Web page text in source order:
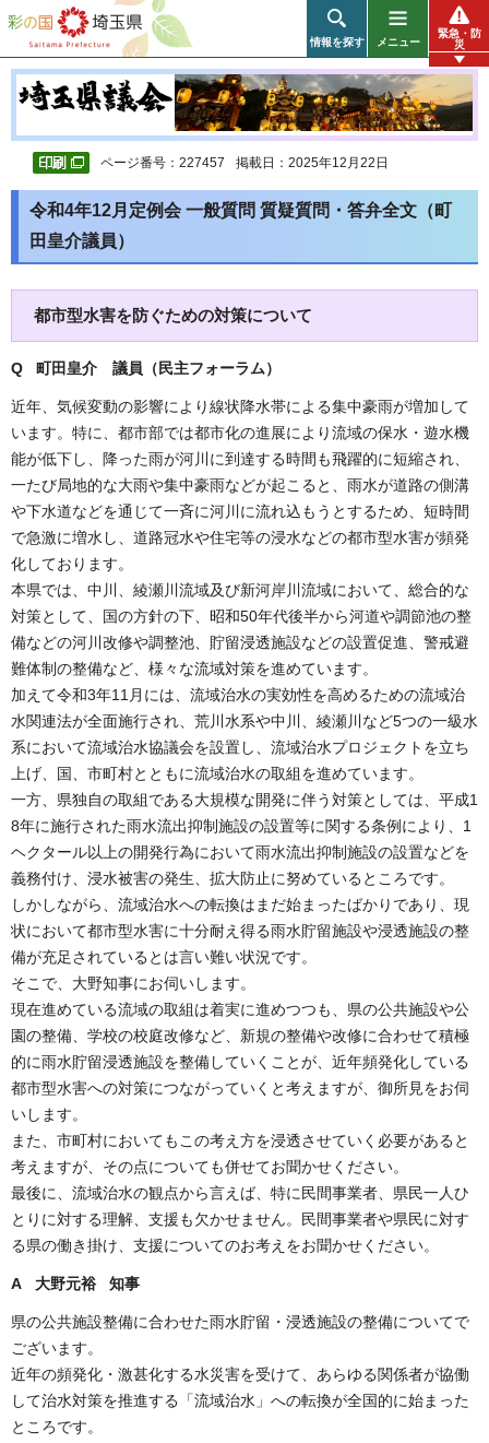
彩の国 埼玉県
情報を探す メニュー
緊急・防
災
ページ番号：227457 掲載日：2025年12月22日
令和4年12月定例会 一般質問 質疑質問・答弁全文（町
田皇介議員）
都市型水害を防ぐための対策について
Q 町田皇介 議員（民主フォーラム）
近年、気候変動の影響により線状降水帯による集中豪雨が増加して
います。特に、都市部では都市化の進展により流域の保水・遊水機
能が低下し、降った雨が河川に到達する時間も飛躍的に短縮され、
一たび局地的な大雨や集中豪雨などが起こると、雨水が道路の側溝
や下水道などを通じて一斉に河川に流れ込もうとするため、短時間
で急激に増水し、道路冠水や住宅等の浸水などの都市型水害が頻発
化しております。
本県では、中川、綾瀬川流域及び新河岸川流域において、総合的な
対策として、国の方針の下、昭和50年代後半から河道や調節池の整
備などの河川改修や調整池、貯留浸透施設などの設置促進、警戒避
難体制の整備など、様々な流域対策を進めています。
加えて令和3年11月には、流域治水の実効性を高めるための流域治
水関連法が全面施行され、荒川水系や中川、綾瀬川など5つの一級水
系において流域治水協議会を設置し、流域治水プロジェクトを立ち
上げ、国、市町村とともに流域治水の取組を進めています。
一方、県独自の取組である大規模な開発に伴う対策としては、平成1
8年に施行された雨水流出抑制施設の設置等に関する条例により、1
ヘクタール以上の開発行為において雨水流出抑制施設の設置などを
義務付け、浸水被害の発生、拡大防止に努めているところです。
しかしながら、流域治水への転換はまだ始まったばかりであり、現
状において都市型水害に十分耐え得る雨水貯留施設や浸透施設の整
備が充足されているとは言い難い状況です。
そこで、大野知事にお伺いします。
現在進めている流域の取組は着実に進めつつも、県の公共施設や公
園の整備、学校の校庭改修など、新規の整備や改修に合わせて積極
的に雨水貯留浸透施設を整備していくことが、近年頻発化している
都市型水害への対策につながっていくと考えますが、御所見をお伺
いします。
また、市町村においてもこの考え方を浸透させていく必要があると
考えますが、その点についても併せてお聞かせください。
最後に、流域治水の観点から言えば、特に民間事業者、県民一人ひ
とりに対する理解、支援も欠かせません。民間事業者や県民に対す
る県の働き掛け、支援についてのお考えをお聞かせください。
A 大野元裕 知事
県の公共施設整備に合わせた雨水貯留・浸透施設の整備についてで
ございます。
近年の頻発化・激甚化する水災害を受けて、あらゆる関係者が協働
して治水対策を推進する「流域治水」への転換が全国的に始まった
ところです。